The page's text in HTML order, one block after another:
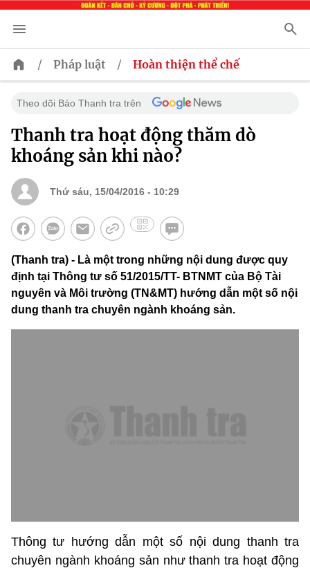
/ Pháp luật / Hoàn thiện thể chế
Theo dõi Báo Thanh tra trên
Thanh tra hoạt động thăm dò
khoáng sản khi nào?
Thứ sáu, 15/04/2016 - 10:29
(Thanh tra) - Là một trong những nội dung được quy
định tại Thông tư số 51/2015/TT- BTNMT của Bộ Tài
nguyên và Môi trường (TN&MT) hướng dẫn một số nội
dung thanh tra chuyên ngành khoáng sản.
Thông tư hướng dẫn một số nội dung thanh tra
chuyên ngành khoáng sản như thanh tra hoạt động